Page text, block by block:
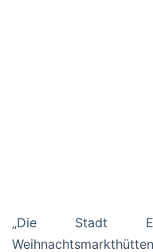
„Die Stadt